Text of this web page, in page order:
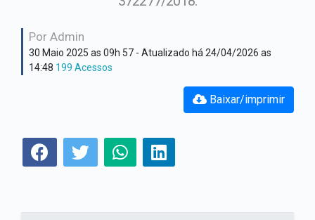
Secretaria de Saúde
Por Admin
30 Maio 2025 as 09h 57 - Atualizado há 24/04/2026 as
14:48 199 Acessos
Baixar/imprimir